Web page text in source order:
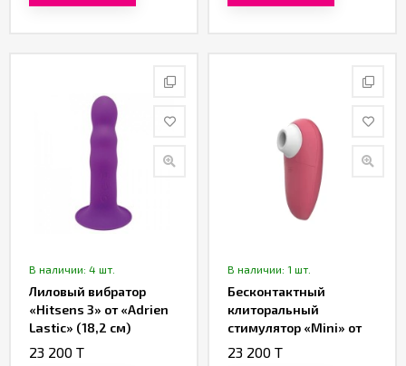
В наличии: 4 шт.
Лиловый вибратор
«Hitsens 3» от «Adrien
Lastic» (18,2 см)
23 200 T
В наличии: 1 шт.
Бесконтактный
клиторальный
стимулятор «Mini» от
«Womanizer»
23 200 T